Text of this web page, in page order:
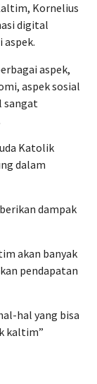
Kornelius
digital
aspek,
aspek sosial
sangat
Katolik
dalam
dampak
akan banyak
pendapatan
hal yang bisa
kaltim”